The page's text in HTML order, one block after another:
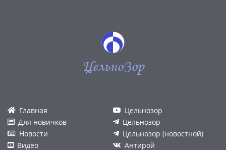
ЦельноЗор
Главная
Для новичков
Новости
Видео
Цельнозор
Цельнозор
Цельнозор (новостной)
Антирой